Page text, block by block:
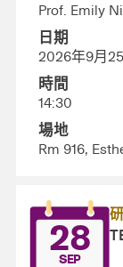
Prof. Emily
日期
2026年9月
時間
14:30
場地
Rm 916,
28
SEP